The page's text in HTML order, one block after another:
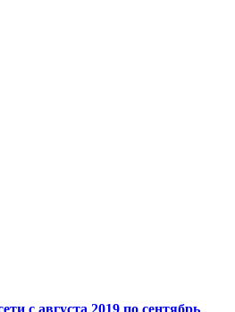
с августа 2019 по сентябрь